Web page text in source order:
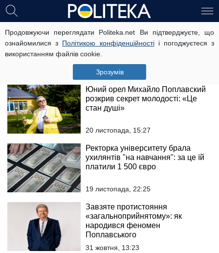
Продовжуючи переглядати Politeka.net Ви підтверджуєте, що
ознайомилися з Політикою конфіденційностіі погоджуєтеся з
використанням файлів cookie.
Зрозумів
Михайло Поплавський вдало
капіталізував свій особистий
бренд
25 листопада, 15:13
Юний орел Михайло Поплавский
розкрив секрет молодості: «Це
стан душі»
20 листопада, 15:27
Ректорка університету брала
ухилянтів "на навчання": за це їй
платили 1 500 євро
19 листопада, 22:25
Завзяте протистояння
«загальноприйнятому»: як
народився феномен
Поплавського
31 жовтня, 13:23